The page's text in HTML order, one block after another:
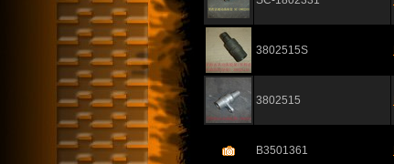
3802515S
3802515
B3501361